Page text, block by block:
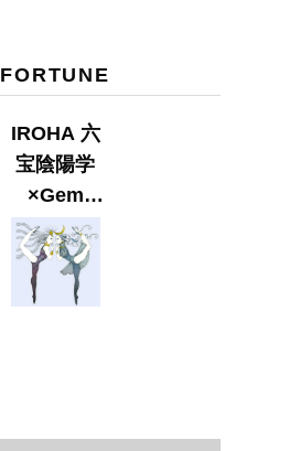
FORTUNE
IROHA 六
宝陰陽学
×Gem
Muse
【GLITTER
2023